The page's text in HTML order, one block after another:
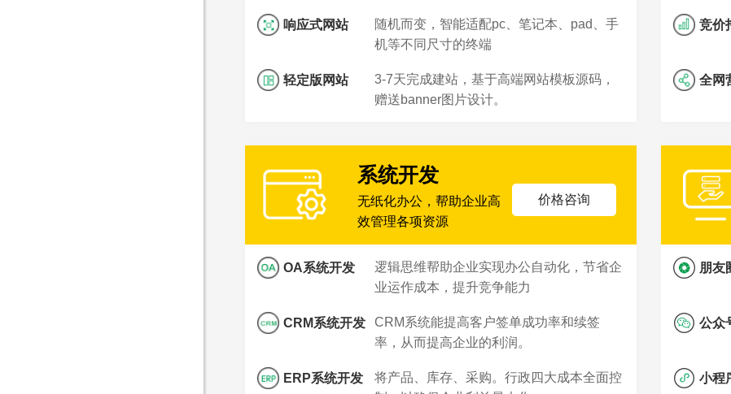
响应式网站
随机而变，智能适配pc、笔记本、pad、手
机等不同尺寸的终端
轻定版网站
3-7天完成建站，基于高端网站模板源码，
赠送banner图片设计。
竞价
全网
系统开发
无纸化办公，帮助企业高
效管理各项资源
价格咨询
OA系统开发
逻辑思维帮助企业实现办公自动化，节省企
业运作成本，提升竞争能力
CRM系统开发
CRM系统能提高客户签单成功率和续签
率，从而提高企业的利润。
ERP系统开发
将产品、库存、采购。行政四大成本全面控
朋友
公众
小程